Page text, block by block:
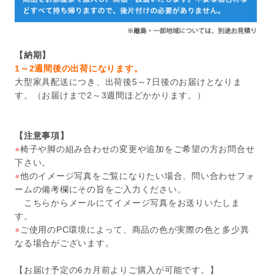
【納期】
1～2週間後の出荷になります。
大型家具配送につき、出荷後5～7日後のお届けとなりま
す。（お届けまで2～3週間ほどかかります。）
【注意事項】
●椅子や脚の組み合わせの変更や追加をご希望の方お問合せ
下さい。
●他のイメージ写真をご覧になりたい場合、問い合わせフォ
ームの備考欄にその旨をご入力ください。
こちらからメールにてイメージ写真をお送りいたしま
す。
●ご使用のPC環境によって、商品の色が実際の色と多少異
なる場合がございます。
【お届け予定の6カ月前よりご購入が可能です。】